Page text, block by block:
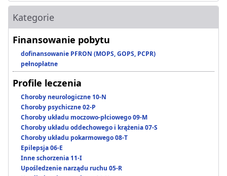
Kategorie
Finansowanie pobytu
dofinansowanie PFRON (MOPS, GOPS, PCPR)
pełnopłatne
Profile leczenia
Choroby neurologiczne 10-N
Choroby psychiczne 02-P
Choroby układu moczowo-płciowego 09-M
Choroby układu oddechowego i krążenia 07-S
Choroby układu pokarmowego 08-T
Epilepsja 06-E
Inne schorzenia 11-I
Upośledzenie narządu ruchu 05-R